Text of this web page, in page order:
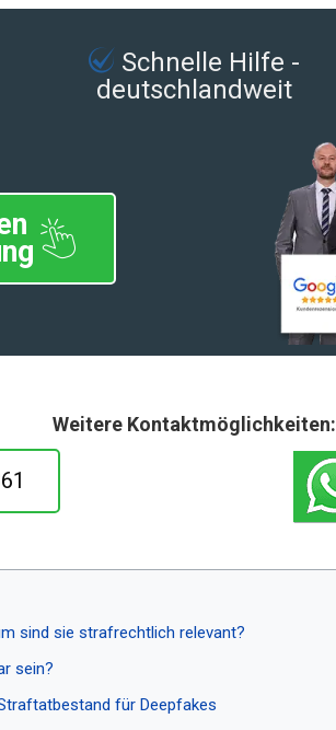
Schnelle Hilfe -
deutschlandweit
Weitere Kontaktmöglichkeiten:
sind sie strafrechtlich relevant?
sein?
für Deepfakes